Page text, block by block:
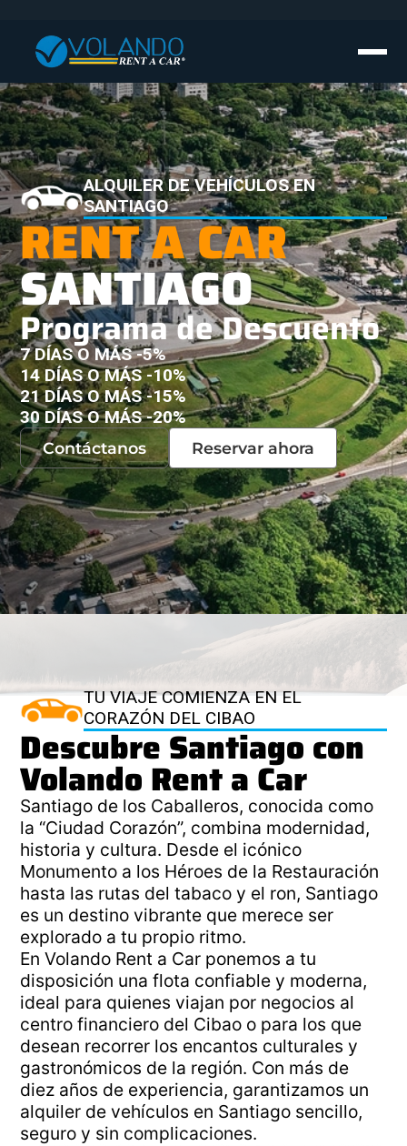
ALQUILER DE VEHÍCULOS EN
SANTIAGO
RENT A CAR
SANTIAGO
Programa de Descuento
7 DÍAS O MÁS -5%
14 DÍAS O MÁS -10%
21 DÍAS O MÁS -15%
30 DÍAS O MÁS -20%
Contáctanos Reservar ahora
TU VIAJE COMIENZA EN EL
CORAZÓN DEL CIBAO
Descubre Santiago con
Volando Rent a Car
Santiago de los Caballeros, conocida como
la “Ciudad Corazón”, combina modernidad,
historia y cultura. Desde el icónico
Monumento a los Héroes de la Restauración
hasta las rutas del tabaco y el ron, Santiago
es un destino vibrante que merece ser
explorado a tu propio ritmo.
En Volando Rent a Car ponemos a tu
disposición una flota confiable y moderna,
ideal para quienes viajan por negocios al
centro financiero del Cibao o para los que
desean recorrer los encantos culturales y
gastronómicos de la región. Con más de
diez años de experiencia, garantizamos un
alquiler de vehículos en Santiago sencillo,
seguro y sin complicaciones.